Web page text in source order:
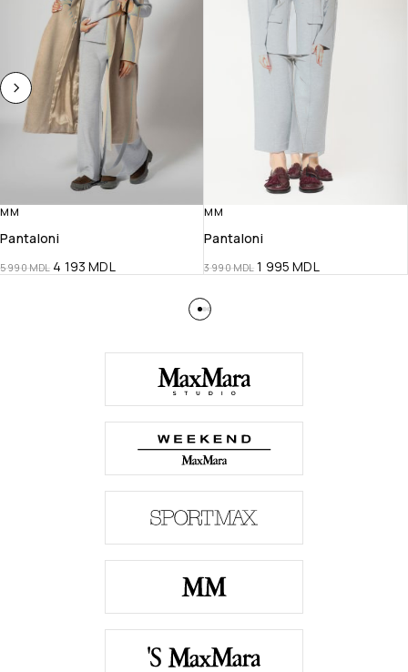
MM
Pantaloni
5 990MDL 4 193MDL
MM
Pantaloni
3 990MDL 1 995MDL